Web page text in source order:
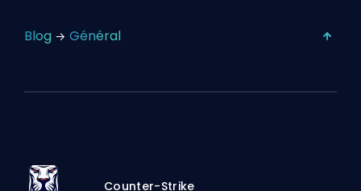
Blog Général
Counter-Strike